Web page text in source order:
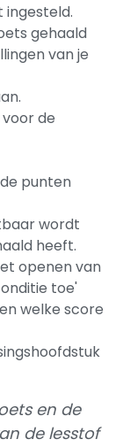
ingesteld.
gehaald
van je
de
punten
wordt
heeft.
openen van
toe'
welke score
en de
de lesstof